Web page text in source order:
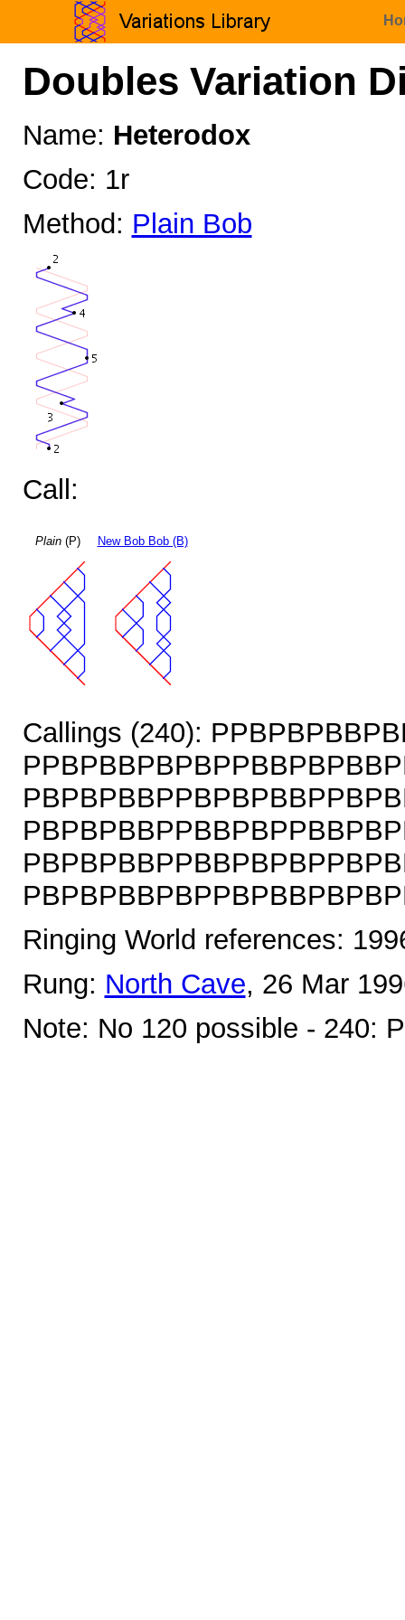
Doubles Variation
Name: Heterodox
Code: 1r
Method: Plain Bob
Call:
Plain(P) New Bob Bob (B)
Callings (240):
Ringing World references:
Rung: North Cave, 26 Mar
Note: No 120 possible - 240: